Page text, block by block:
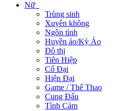
Nữ
Trùng sinh
Xuyên không
Ngôn tình
Huyền ảo/Kỳ Ảo
Đô thị
Tiên Hiệp
Cổ Đại
Hiện Đại
Game / Thể Thao
Cung Đấu
Tình Cảm